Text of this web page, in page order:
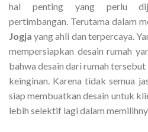
hal penting yang perlu
pertimbangan. Terutama dalam
Jogjayang ahli dan terpercaya.
mempersiapkan desain rumah
bahwa desain dari rumah
keinginan. Karena tidak semua
siap membuatkan desain untuk
lebih selektif lagi dalam